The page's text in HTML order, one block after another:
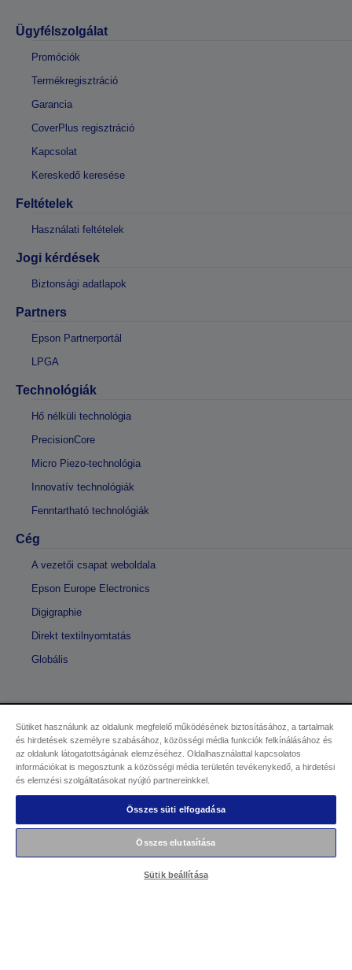
Ügyfélszolgálat
Promóciók
Termékregisztráció
Garancia
CoverPlus regisztráció
Kapcsolat
Kereskedő keresése
Feltételek
Használati feltételek
Jogi kérdések
Biztonsági adatlapok
Partners
Epson Partnerportál
LPGA
Technológiák
Hő nélküli technológia
PrecisionCore
Micro Piezo-technológia
Innovatív technológiák
Fenntartható technológiák
Cég
A vezetői csapat weboldala
Epson Europe Electronics
Digigraphie
Direkt textilnyomtatás
Globális
Kereskedelmi központ
Adatvédelmi nyilatkozat
EU Data Act Compliance
Kapcsolatfelvétel
Sütiket használunk az oldalunk megfelelő működésének biztosításához, a tartalmak
és hirdetések személyre szabásához, közösségi média funkciók felkínálásához és
az oldalunk látogatottságának elemzéséhez. Oldalhasználattal kapcsolatos
információkat is megosztunk a közösségi média területén tevékenykedő, a hirdetési
és elemzési szolgáltatásokat nyújtó partnereinkkel.
Összes süti elfogadása
Összes elutasítása
Sütik beállítása